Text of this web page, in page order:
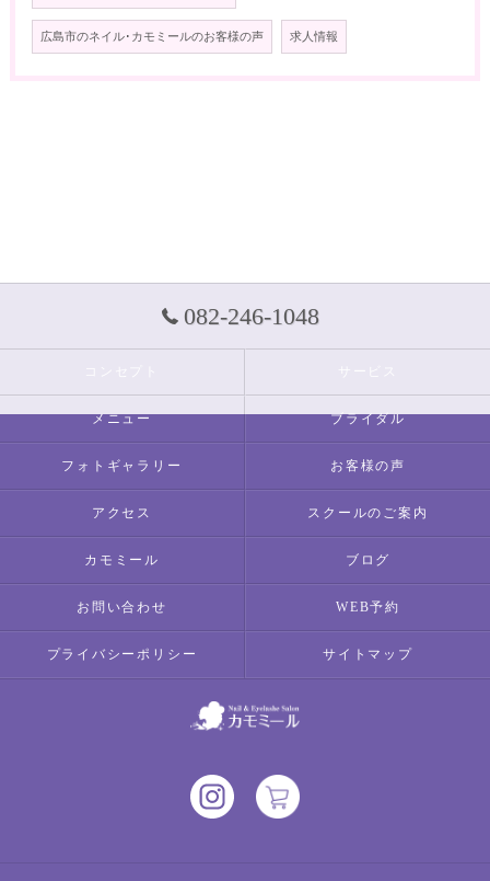
広島市のネイル･カモミールのお客様の声 求人情報
082-246-1048
サービス
メニュー ブライダル
フォトギャラリー お客様の声
アクセス スクールのご案内
カモミール ブログ
お問い合わせ WEB予約
プライバシーポリシー サイトマップ